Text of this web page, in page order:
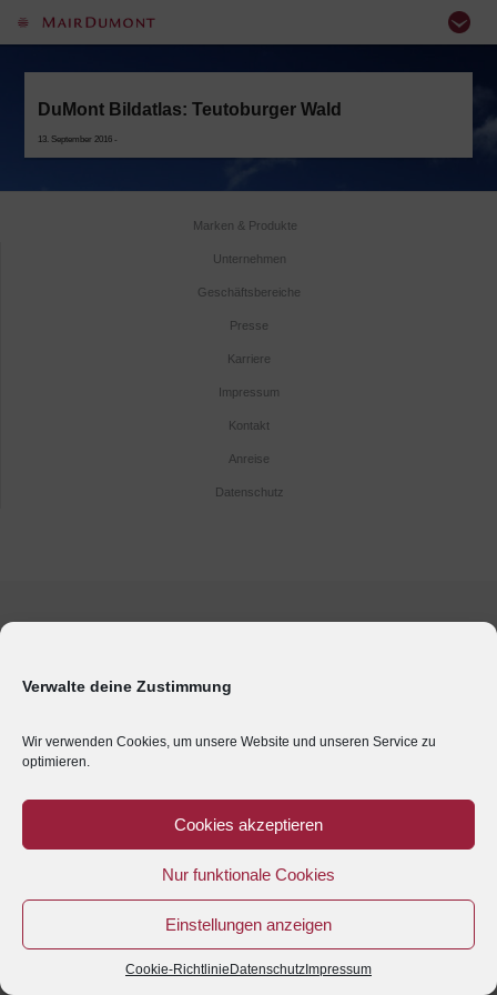
Verwalte deine Zustimmung
Wir verwenden Cookies, um unsere Website und unseren Service zu
optimieren.
Cookies akzeptieren
Nur funktionale Cookies
Einstellungen anzeigen
Cookie-Richtlinie Datenschutz Impressum
DuMont Bildatlas: Teutoburger Wald
13. September 2016 -
Marken & Produkte
Unternehmen
Geschäftsbereiche
Presse
Karriere
Impressum
Kontakt
Anreise
Datenschutz